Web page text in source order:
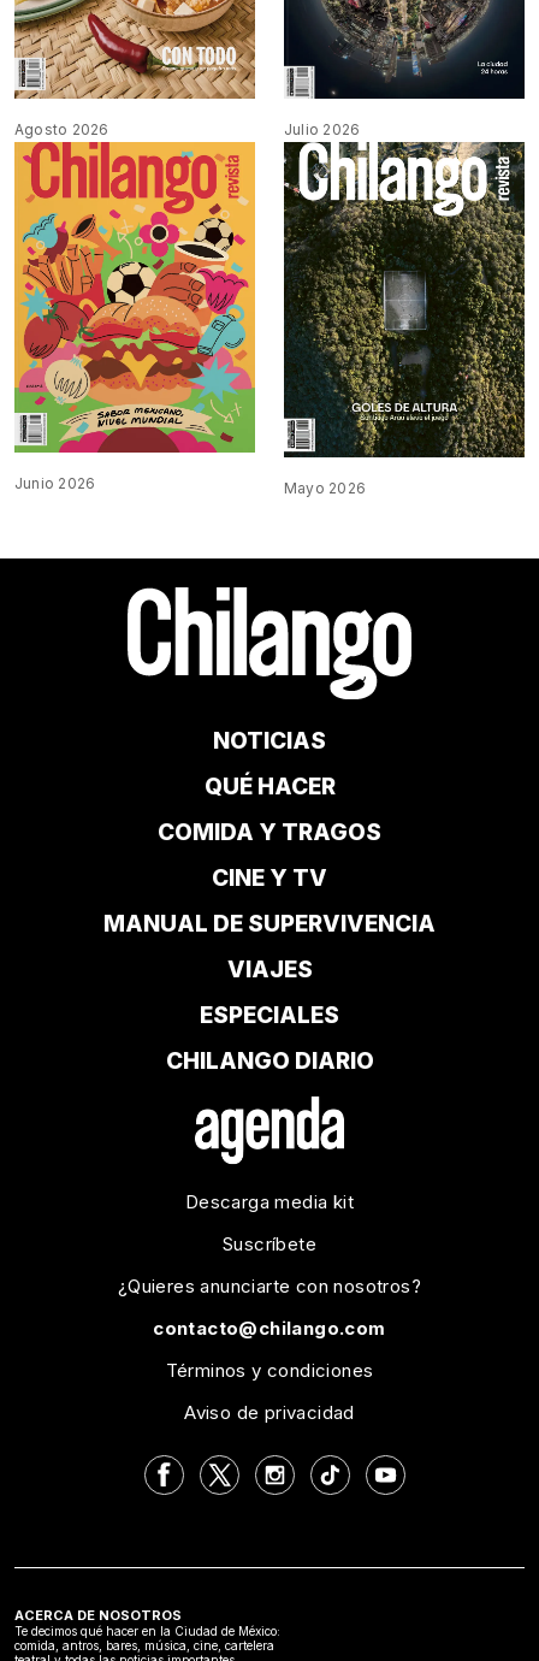
Agosto 2026 Julio 2026
Junio 2026 Mayo 2026
NOTICIAS
QUÉ HACER
COMIDA Y TRAGOS
CINE Y TV
MANUAL DE SUPERVIVENCIA
VIAJES
ESPECIALES
CHILANGO DIARIO
Descarga media kit
Suscríbete
¿Quieres anunciarte con nosotros?
contacto@chilango.com
Términos y condiciones
Aviso de privacidad
ACERCA DE NOSOTROS
Te decimos qué hacer en la Ciudad de México:
comida, antros, bares, música, cine, cartelera